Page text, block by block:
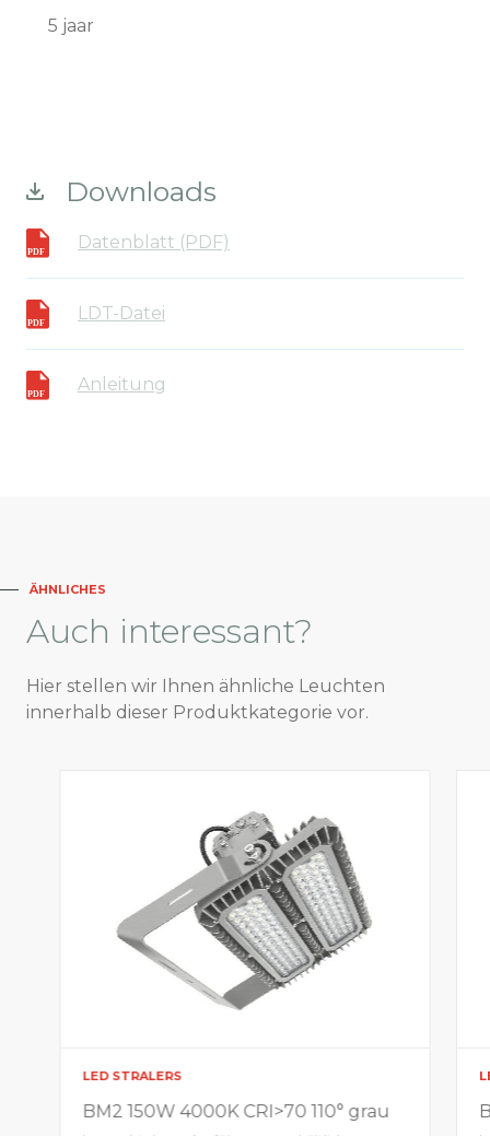
5 jaar
Downloads
Datenblatt (PDF)
LDT-Datei
Anleitung
ÄHNLICHES
Auch interessant?
Hier stellen wir Ihnen ähnliche Leuchten
innerhalb dieser Produktkategorie vor.
LED STRALERS
BM2 150W 4000K CRI>70 110° grau